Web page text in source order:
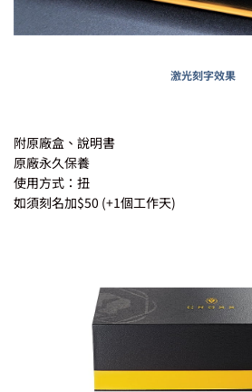
激光刻字效果
附原廠盒、說明書
原廠永久保養
使用方式：扭
如須刻名加$50 (+1個工作天)